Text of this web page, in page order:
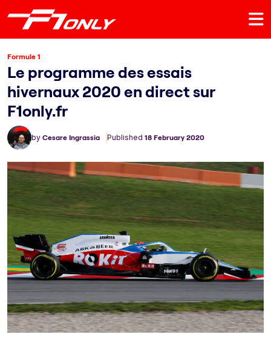
Formule 1
Le programme des essais
hivernaux 2020 en direct sur
F1only.fr
by Cesare Ingrassia Published 18 February 2020